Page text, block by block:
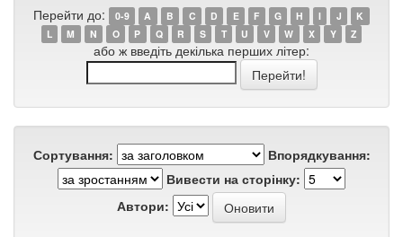
Перейти до: 0-9 A B C D E F G H I J
K
L
M N O P Q R S T U V W X Y Z
або ж введіть декілька перших літер:
Сортування:
Впорядкування:
Вивести на сторінку:
Автори: